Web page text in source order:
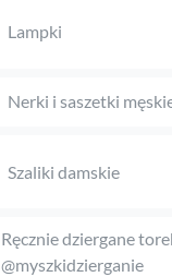
Lampki
Nerki i saszetki
Szaliki damskie
Ręcznie dziergane
@myszkidzierganie